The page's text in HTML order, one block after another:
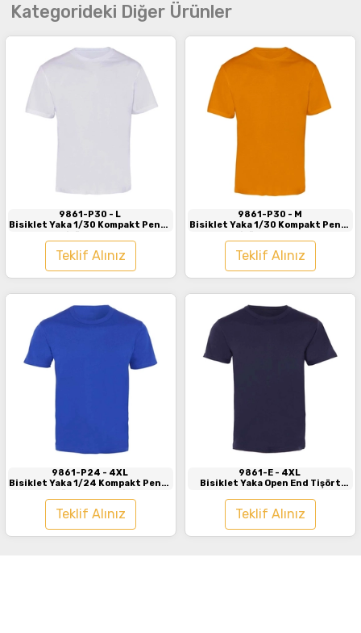
Kategorideki Diğer Ürünler
9861-P30 - L
Bisiklet Yaka 1/30 Kompakt Penye
Teklif Alınız
9861-P30 - M
Bisiklet Yaka 1/30 Kompakt Penye
Teklif Alınız
9861-P24 - 4XL
Bisiklet Yaka 1/24 Kompakt Penye
Tişört Saks Mavisi
Teklif Alınız
9861-E - 4XL
Bisiklet Yaka Open End Tişört
Lacivert
Teklif Alınız